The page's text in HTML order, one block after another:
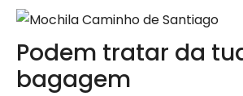
Podem tratar da
bagagem